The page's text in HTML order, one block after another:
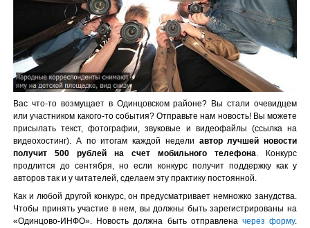
Вас что-то возмущает в Одинцовском районе? Вы стали очевидцем
или участником какого-то события? Отправьте нам новость! Вы можете
присылать текст, фотографии, звуковые и видеофайлы (ссылка на
видеохостинг). А по итогам каждой недели автор лучшей новости
получит 500 рублей на счет мобильного телефона. Конкурс
продлится до сентября, но если конкурс получит поддержку как у
авторов так и у читателей, сделаем эту практику постоянной.
Как и любой другой конкурс, он предусматривает немножко занудства.
Чтобы принять участие в нем, вы должны быть зарегистрированы на
«Одинцово-ИНФО». Новость должна быть отправлена через форму.